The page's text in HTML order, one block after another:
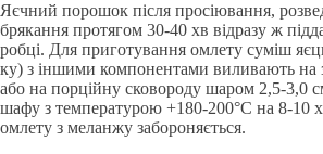
Яєчний порошок пiсля просiювання,
брякання протягом 30-40 хв вiдразу ж
робцi. Для приготування омлету сумiш
ку) з iншими компонентами виливають на
або на порцiйну сковороду шаром 2,5-3,0
шафу з температурою +180-200°C на 8-10
омле­ту з меланжу забороняється.